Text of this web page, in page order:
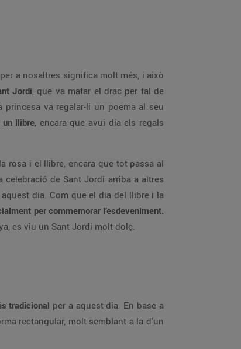
a nosaltres significa molt més, i això
Jordi, que va matar el drac per tal de
va regalar-li un poema al seu
un llibre, encara que avui dia els regals
rosa i el llibre, encara que tot passa al
de Sant Jordi arriba a altres
dia. Com que el dia del llibre i la
per commemorar l’esdeveniment.
es viu un Sant Jordi molt dolç.
tradicional per a aquest dia. En base a
rectangular, molt semblant a la d'un